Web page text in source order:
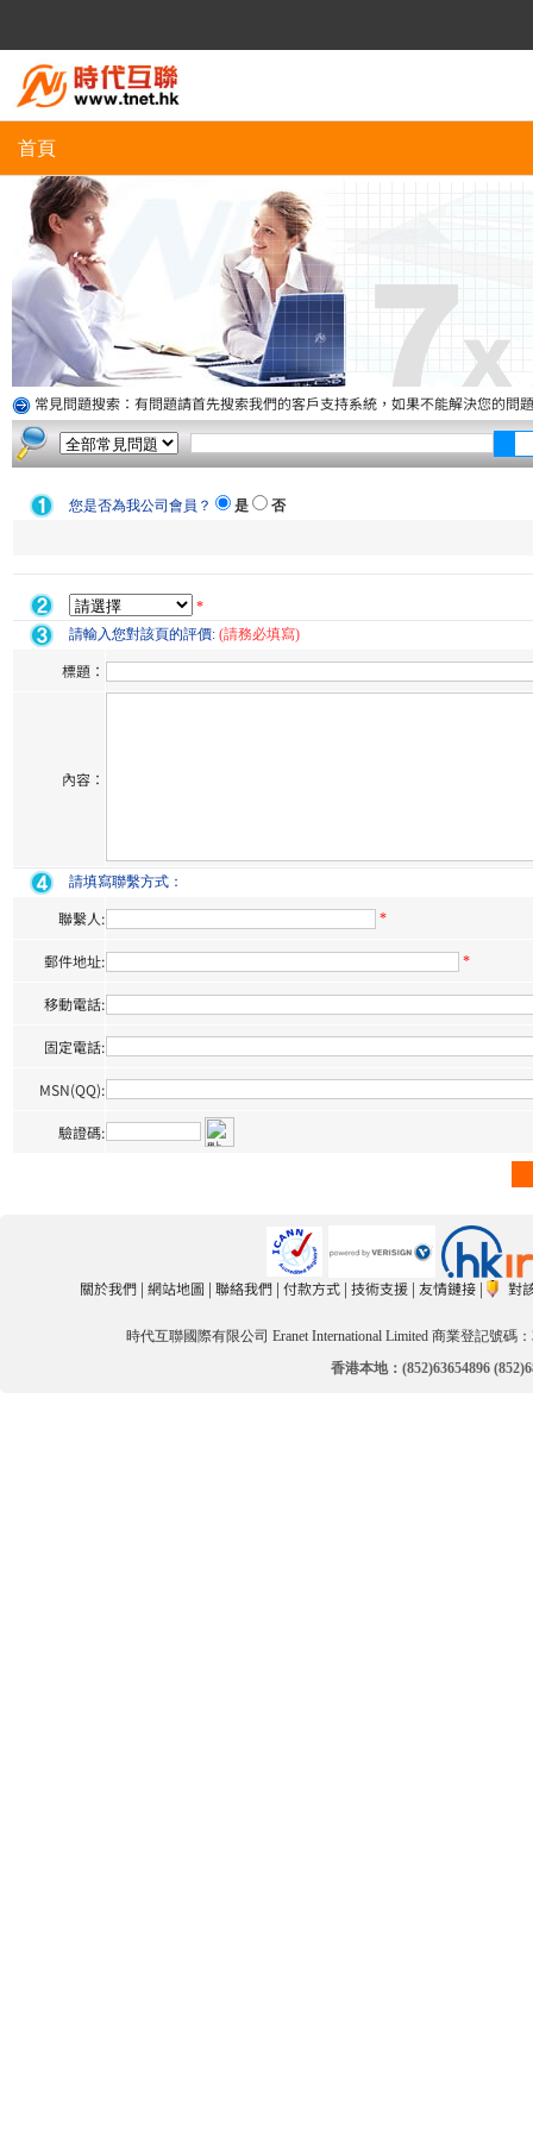
首頁
常見問題搜索：有問題請首先搜索我們的客戶支持系統，如果不能解決您的問
您是否為我公司會員？ 是 否
*
請輸入您對該頁的評價: (請務必填寫)
標題：
內容：
請填寫聯繫方式：
聯繫人: *
郵件地址: *
移動電話:
固定電話:
MSN(QQ):
驗證碼:
關於我們 | 網站地圖 | 聯絡我們 | 付款方式 | 技術支援 | 友情鏈接 | 對
時代互聯國際有限公司 Eranet International Limited 商業登記號碼：
香港本地：(852)63654896